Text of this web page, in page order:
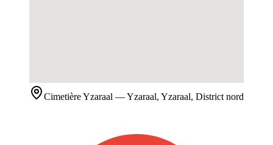
CimetièreYzaraal — Yzaraal, Yzaraal, District nord